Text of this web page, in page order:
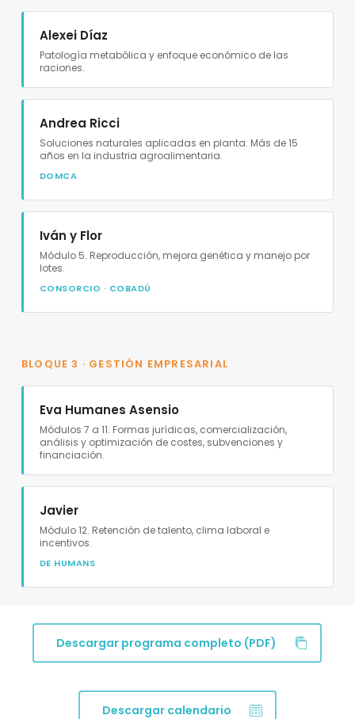
Alexei Díaz
Patología metabólica y enfoque económico de las
raciones.
Andrea Ricci
Soluciones naturales aplicadas en planta. Más de 15
años en la industria agroalimentaria.
DOMCA
Iván y Flor
Módulo 5. Reproducción, mejora genética y manejo por
lotes.
CONSORCIO · COBADÚ
BLOQUE 3 · GESTIÓN EMPRESARIAL
Eva Humanes Asensio
Módulos 7 a 11. Formas jurídicas, comercialización,
análisis y optimización de costes, subvenciones y
financiación.
Javier
Módulo 12. Retención de talento, clima laboral e
incentivos.
DE HUMANS
Descargar programa completo (PDF)
Descargar calendario